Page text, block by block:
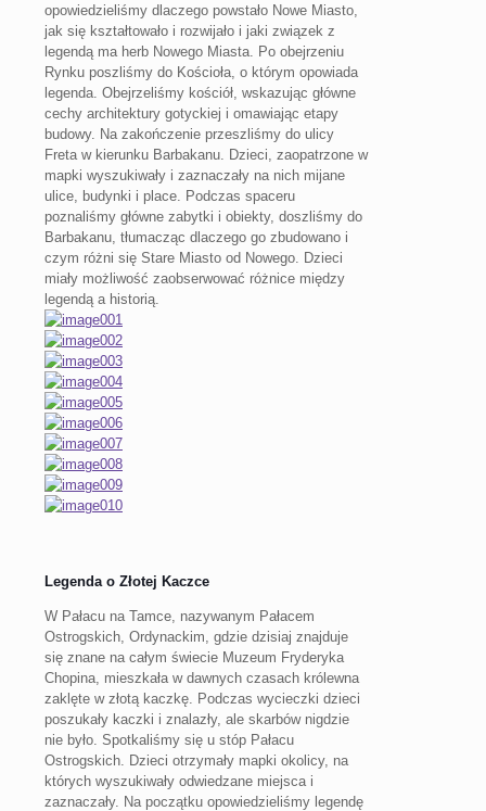
opowiedzieliśmy dlaczego powstało Nowe Miasto,
jak się kształtowało i rozwijało i jaki związek z
legendą ma herb Nowego Miasta. Po obejrzeniu
Rynku poszliśmy do Kościoła, o którym opowiada
legenda. Obejrzeliśmy kościół, wskazując główne
cechy architektury gotyckiej i omawiając etapy
budowy. Na zakończenie przeszliśmy do ulicy
Freta w kierunku Barbakanu. Dzieci, zaopatrzone w
mapki wyszukiwały i zaznaczały na nich mijane
ulice, budynki i place. Podczas spaceru
poznaliśmy główne zabytki i obiekty, doszliśmy do
Barbakanu, tłumacząc dlaczego go zbudowano i
czym różni się Stare Miasto od Nowego. Dzieci
miały możliwość zaobserwować różnice między
legendą a historią.
Legenda o Złotej Kaczce
W Pałacu na Tamce, nazywanym Pałacem
Ostrogskich, Ordynackim, gdzie dzisiaj znajduje
się znane na całym świecie Muzeum Fryderyka
Chopina, mieszkała w dawnych czasach królewna
zaklęte w złotą kaczkę. Podczas wycieczki dzieci
poszukały kaczki i znalazły, ale skarbów nigdzie
nie było. Spotkaliśmy się u stóp Pałacu
Ostrogskich. Dzieci otrzymały mapki okolicy, na
których wyszukiwały odwiedzane miejsca i
zaznaczały. Na początku opowiedzieliśmy legendę